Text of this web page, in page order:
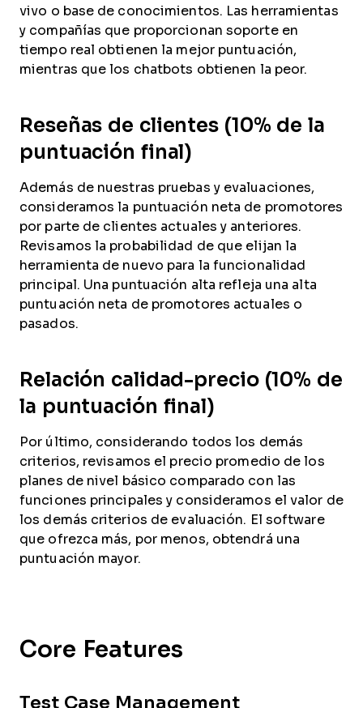
vivo o base de conocimientos. Las herramientas
y compañías que proporcionan soporte en
tiempo real obtienen la mejor puntuación,
mientras que los chatbots obtienen la peor.
Reseñas de clientes (10% de la
puntuación final)
Además de nuestras pruebas y evaluaciones,
consideramos la puntuación neta de promotores
por parte de clientes actuales y anteriores.
Revisamos la probabilidad de que elijan la
herramienta de nuevo para la funcionalidad
principal. Una puntuación alta refleja una alta
puntuación neta de promotores actuales o
pasados.
Relación calidad-precio (10% de
la puntuación final)
Por último, considerando todos los demás
criterios, revisamos el precio promedio de los
planes de nivel básico comparado con las
funciones principales y consideramos el valor de
los demás criterios de evaluación. El software
que ofrezca más, por menos, obtendrá una
puntuación mayor.
Core Features
Test Case Management